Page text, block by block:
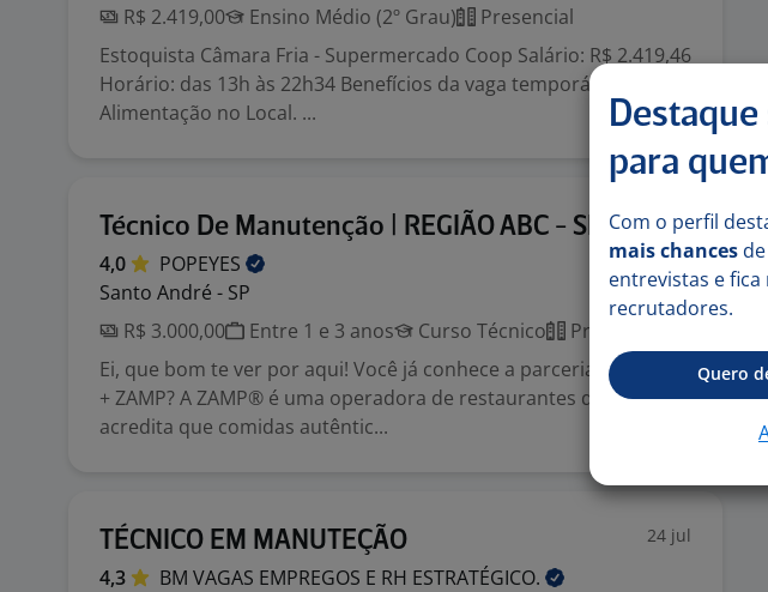
R$ 2.419,00
Ensino Médio (2º Grau)
Presencial
Estoquista Câmara Fria - Supermercado Coop Salário: R$ 2.419,46
Horário: das 13h às 22h34 Benefícios da vaga temporária: VT e
Alimentação no Local. ...
Técnico De Manutenção | REGIÃO ABC - SP 4 ago
4,0
POPEYES
Santo André - SP
R$ 3.000,00
Entre 1 e 3 anos Curso Técnico
Presencial
Ei, que bom te ver por aqui! Você já conhece a parceria Starbucks
+ ZAMP? A ZAMP® é uma operadora de restaurantes que
acredita que comidas autêntic...
TÉCNICO EM MANUTEÇÃO 24 jul
4,3 BM VAGAS EMPREGOS E RH ESTRATÉGICO.
para
Com o perfil
mais chances
entrevistas e
recrutadores.
Quero